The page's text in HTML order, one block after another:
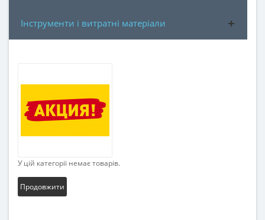
Інструменти і витратні матеріали
У цій категорії немає товарів.
Продовжити